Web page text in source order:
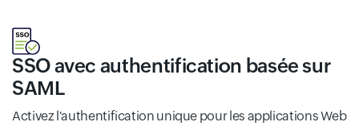
SSO avec authentification basée sur
SAML
Activez l'authentification unique pour les applications Web